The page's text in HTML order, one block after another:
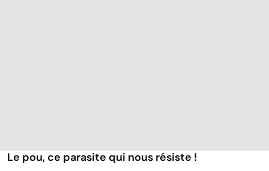
Le pou, ce parasite qui nous résiste !